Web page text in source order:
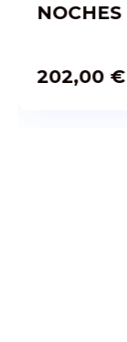
NOCHES
202,00 €